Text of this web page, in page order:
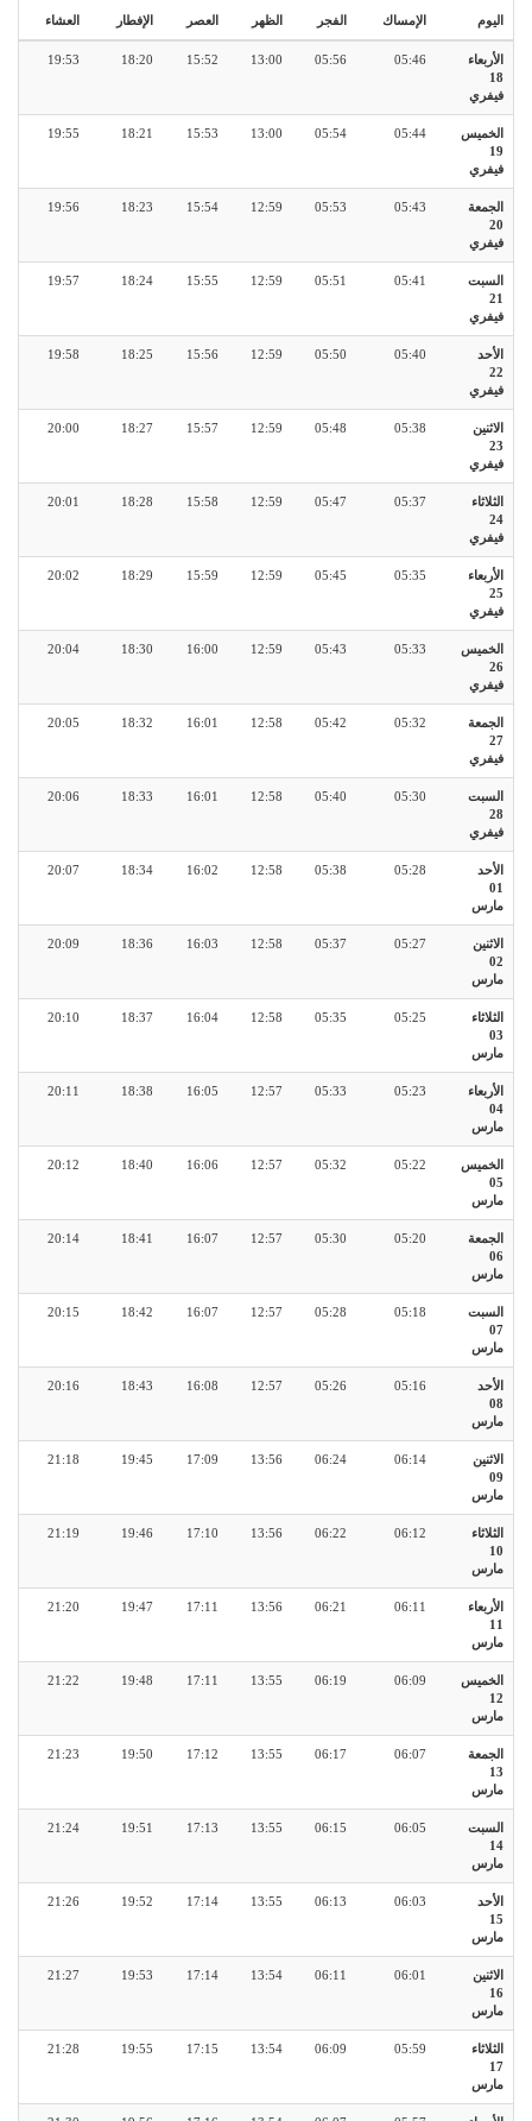
اليوم الإمساك الفجر الظهر العصر الإفطار العشاء
الأربعاء
18
فيفري
05:46
05:56
13:00
15:52
18:20
19:53
الخميس
19
فيفري
05:44
05:54
13:00
15:53
18:21
19:55
الجمعة
20
فيفري
05:43
05:53
12:59
15:54
18:23
19:56
السبت
21
فيفري
05:41
05:51
12:59
15:55
18:24
19:57
الأحد
22
فيفري
05:40
05:50
12:59
15:56
18:25
19:58
الاثنين
23
فيفري
05:38
05:48
12:59
15:57
18:27
20:00
الثلاثاء
24
فيفري
05:37
05:47
12:59
15:58
18:28
20:01
الأربعاء
25
فيفري
05:35
05:45
12:59
15:59
18:29
20:02
الخميس
26
فيفري
05:33
05:43
12:59
16:00
18:30
20:04
الجمعة
27
فيفري
05:32
05:42
12:58
16:01
18:32
20:05
السبت
28
فيفري
05:30
05:40
12:58
16:01
18:33
20:06
الأحد
01
مارس
05:28
05:38
12:58
16:02
18:34
20:07
الاثنين
02
مارس
05:27
05:37
12:58
16:03
18:36
20:09
الثلاثاء
03
مارس
05:25
05:35
12:58
16:04
18:37
20:10
الأربعاء
04
مارس
05:23
05:33
12:57
16:05
18:38
20:11
الخميس
05
مارس
05:22
05:32
12:57
16:06
18:40
20:12
الجمعة
06
مارس
05:20
05:30
12:57
16:07
18:41
20:14
السبت
07
مارس
05:18
05:28
12:57
16:07
18:42
20:15
الأحد
08
مارس
05:16
05:26
12:57
16:08
18:43
20:16
الاثنين
09
مارس
06:14
06:24
13:56
17:09
19:45
21:18
الثلاثاء
10
مارس
06:12
06:22
13:56
17:10
19:46
21:19
الأربعاء
11
مارس
06:11
06:21
13:56
17:11
19:47
21:20
الخميس
12
مارس
06:09
06:19
13:55
17:11
19:48
21:22
الجمعة
13
مارس
06:07
06:17
13:55
17:12
19:50
21:23
السبت
14
مارس
06:05
06:15
13:55
17:13
19:51
21:24
الأحد
15
مارس
06:03
06:13
13:55
17:14
19:52
21:26
الاثنين
16
مارس
06:01
06:11
13:54
17:14
19:53
21:27
الثلاثاء
17
مارس
05:59
06:09
13:54
17:15
19:55
21:28